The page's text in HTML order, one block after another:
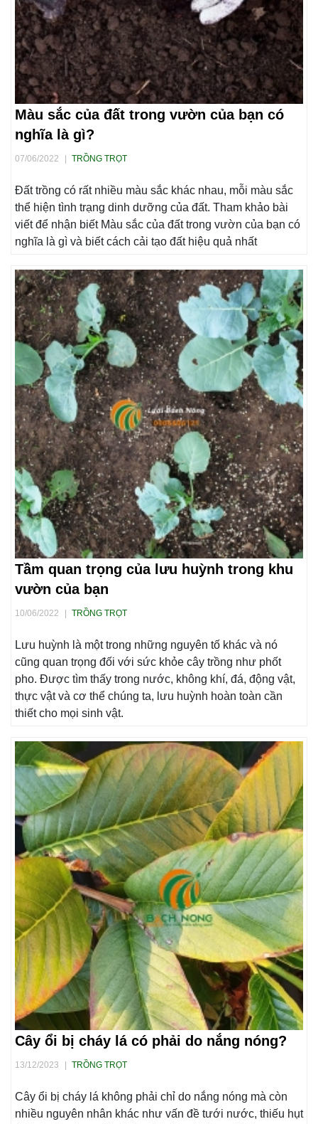
Màu sắc của đất trong vườn của bạn có
nghĩa là gì?
07/06/2022 TRỒNG TRỌT
Đất trồng có rất nhiều màu sắc khác nhau, mỗi màu sắc
thể hiện tình trạng dinh dưỡng của đất. Tham khảo bài
viết để nhận biết Màu sắc của đất trong vườn của bạn có
nghĩa là gì và biết cách cải tạo đất hiệu quả nhất
Tầm quan trọng của lưu huỳnh trong khu
vườn của bạn
10/06/2022 TRỒNG TRỌT
Lưu huỳnh là một trong những nguyên tố khác và nó
cũng quan trọng đối với sức khỏe cây trồng như phốt
pho. Được tìm thấy trong nước, không khí, đá, động vật,
thực vật và cơ thể chúng ta, lưu huỳnh hoàn toàn cần
thiết cho mọi sinh vật.
Cây ổi bị cháy lá có phải do nắng nóng?
13/12/2023 TRỒNG TRỌT
Cây ổi bị cháy lá không phải chỉ do nắng nóng mà còn
nhiều nguyên nhân khác như vấn đề tưới nước, thiếu hụt